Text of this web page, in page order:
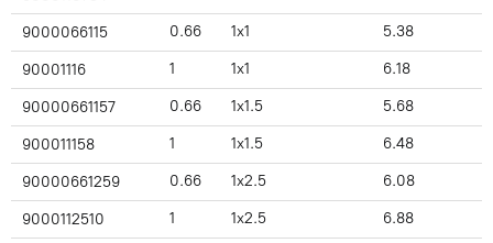
9000066115 0.66 1x1 5.38
90001116 1 1x1 6.18
90000661157 0.66 1x1.5 5.68
900011158 1 1x1.5 6.48
90000661259 0.66 1x2.5 6.08
9000112510 1 1x2.5 6.88